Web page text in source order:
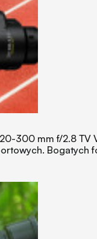
300 mm f/2.8 TV
Bogatych